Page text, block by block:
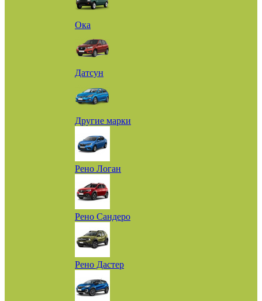
Ока
Датсун
Другие марки
Рено Логан
Рено Сандеро
Рено Дастер